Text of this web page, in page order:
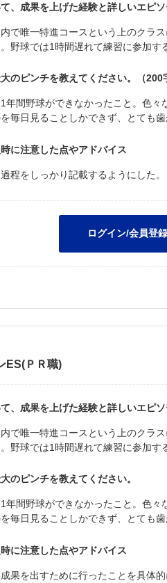
、成果を上げた経験と詳しいエピ
で唯一特進コースという上のクラ
野球では1時間遅れて練習に参加す
のピンチを教えてください。（200
年間野球ができなかったこと。色
毎日見ることしかできず、とても
に注意した点やアドバイス
程をしっかり記載するようにした
ES(ＰＲ職)
、成果を上げた経験と詳しいエピソ
で唯一特進コースという上のクラ
野球では1時間遅れて練習に参加す
のピンチを教えてください。
年間野球ができなかったこと。色
毎日見ることしかできず、とても
に注意した点やアドバイス
果を出すために行ったことを具体